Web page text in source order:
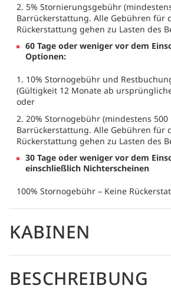
2. 5% Stornierungsgebühr
Barrückerstattung. Alle Gebühren für
Rückerstattung gehen zu Lasten des
60 Tage oder weniger vor dem
Optionen:
1. 10% Stornogebühr und
(Gültigkeit 12 Monate ab
oder
2. 20% Stornogebühr (mindestens 500
Barrückerstattung. Alle Gebühren für
Rückerstattung gehen zu Lasten des
30 Tage oder weniger vor dem
einschließlich Nichterscheinen
100% Stornogebühr – Keine
KABINEN
BESCHREIBUNG